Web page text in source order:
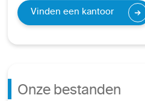
Vinden een kantoor
Onze bestanden